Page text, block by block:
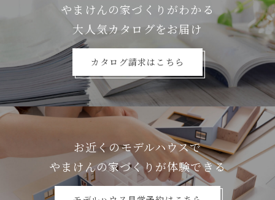
やまけんの家づくりがわかる
⼤⼈気カタログをお届け
カタログ請求はこちら
お近くのモデルハウスで
やまけんの家づくりが体験できる